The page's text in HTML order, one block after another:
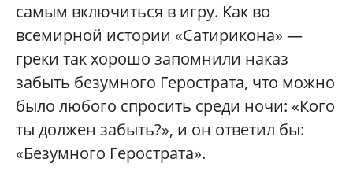
самым включиться в игру. Как во
всемирной истории «Сатирикона» —
греки так хорошо запомнили наказ
забыть безумного Герострата, что можно
было любого спросить среди ночи: «Кого
ты должен забыть?», и он ответил бы:
«Безумного Герострата».